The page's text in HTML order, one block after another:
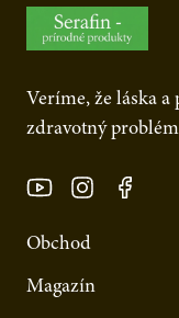
Veríme, že láska
zdravotný
Obchod
Magazín